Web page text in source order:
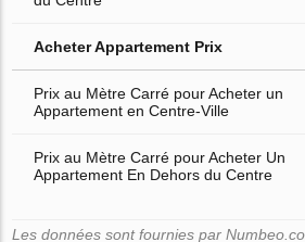
Acheter Appartement Prix
Prix au Mètre Carré pour Acheter un
Appartement en Centre-Ville
Prix au Mètre Carré pour Acheter Un
Appartement En Dehors du Centre
Les données sont fournies par